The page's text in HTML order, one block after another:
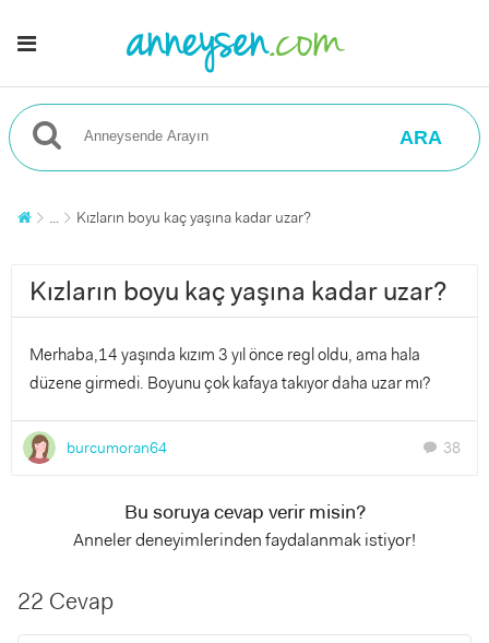
ARA
... Kızların boyu kaç yaşına kadar uzar?
Kızların boyu kaç yaşına kadar uzar?
Merhaba,14 yaşında kızım 3 yıl önce regl oldu, ama hala
düzene girmedi. Boyunu çok kafaya takıyor daha uzar mı?
burcumoran64 chat 38
Bu soruya cevap verir misin?
Anneler deneyimlerinden faydalanmak istiyor!
22 Cevap